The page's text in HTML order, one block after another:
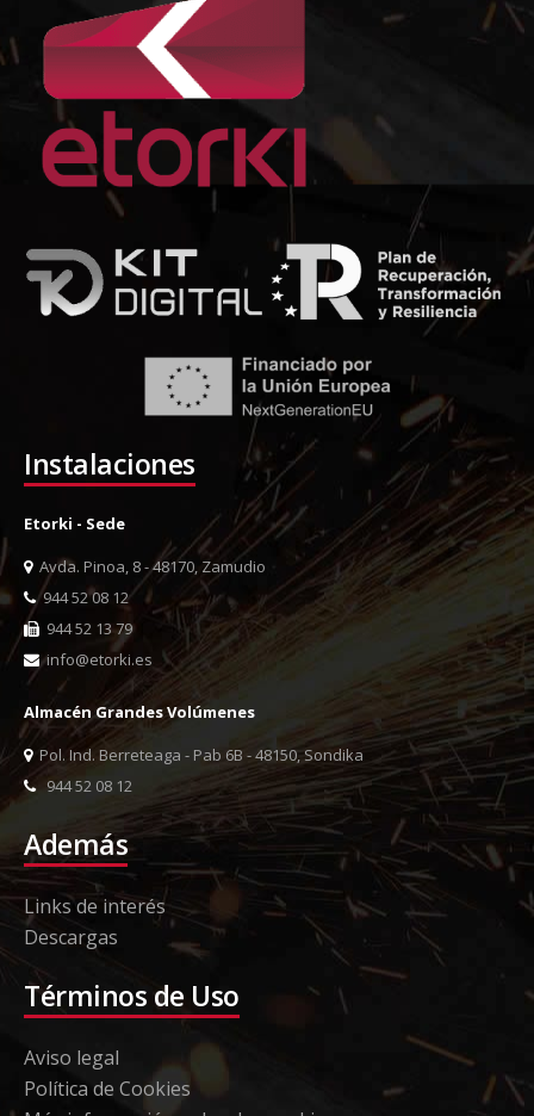
Instalaciones
Etorki - Sede
Avda. Pinoa, 8 - 48170, Zamudio
944 52 08 12
944 52 13 79
info@etorki.es
Almacén Grandes Volúmenes
Pol. Ind. Berreteaga - Pab 6B - 48150, Sondika
944 52 08 12
Además
Links de interés
Descargas
Términos de Uso
Aviso legal
Política de Cookies